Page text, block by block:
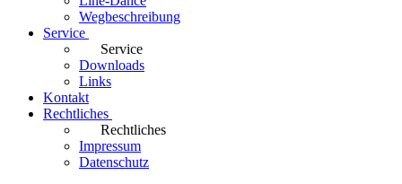
Wegbeschreibung
Service
Service
Downloads
Links
Kontakt
Rechtliches
Rechtliches
Impressum
Datenschutz